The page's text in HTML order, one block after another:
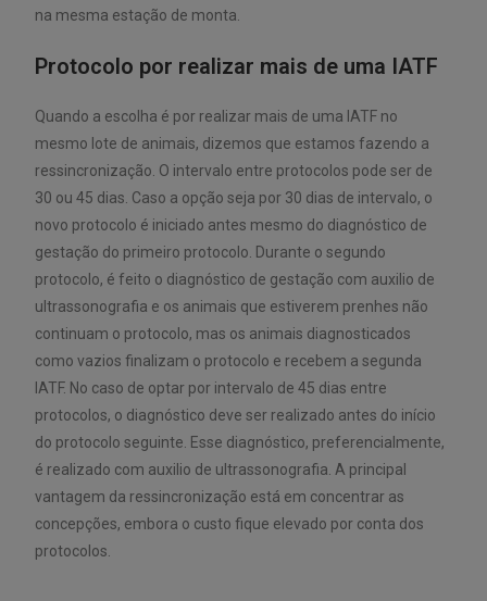
na mesma estação de monta.
Protocolo por realizar mais de uma IATF
Quando a escolha é por realizar mais de uma IATF no
mesmo lote de animais, dizemos que estamos fazendo a
ressincronização. O intervalo entre protocolos pode ser de
30 ou 45 dias. Caso a opção seja por 30 dias de intervalo, o
novo protocolo é iniciado antes mesmo do diagnóstico de
gestação do primeiro protocolo. Durante o segundo
protocolo, é feito o diagnóstico de gestação com auxilio de
ultrassonografia e os animais que estiverem prenhes não
continuam o protocolo, mas os animais diagnosticados
como vazios finalizam o protocolo e recebem a segunda
IATF. No caso de optar por intervalo de 45 dias entre
protocolos, o diagnóstico deve ser realizado antes do início
do protocolo seguinte. Esse diagnóstico, preferencialmente,
é realizado com auxilio de ultrassonografia. A principal
vantagem da ressincronização está em concentrar as
concepções, embora o custo fique elevado por conta dos
protocolos.